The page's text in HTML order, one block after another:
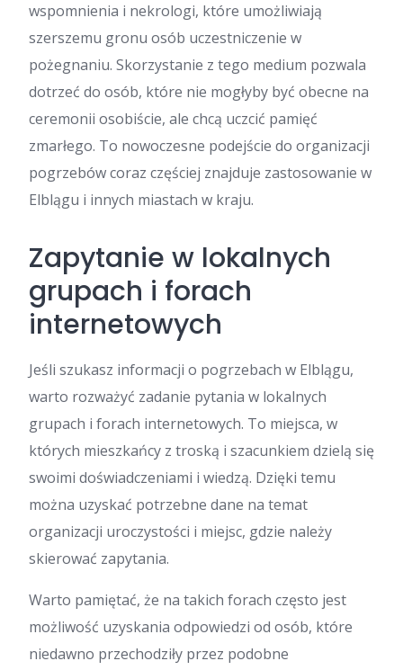
wspomnienia i nekrologi, które umożliwiają
szerszemu gronu osób uczestniczenie w
pożegnaniu. Skorzystanie z tego medium pozwala
dotrzeć do osób, które nie mogłyby być obecne na
ceremonii osobiście, ale chcą uczcić pamięć
zmarłego. To nowoczesne podejście do organizacji
pogrzebów coraz częściej znajduje zastosowanie w
Elblągu i innych miastach w kraju.
Zapytanie w lokalnych
grupach i forach
internetowych
Jeśli szukasz informacji o pogrzebach w Elblągu,
warto rozważyć zadanie pytania w lokalnych
grupach i forach internetowych. To miejsca, w
których mieszkańcy z troską i szacunkiem dzielą się
swoimi doświadczeniami i wiedzą. Dzięki temu
można uzyskać potrzebne dane na temat
organizacji uroczystości i miejsc, gdzie należy
skierować zapytania.
Warto pamiętać, że na takich forach często jest
możliwość uzyskania odpowiedzi od osób, które
niedawno przechodziły przez podobne